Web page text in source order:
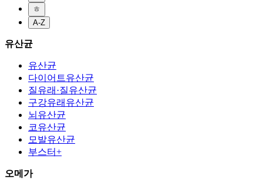
ㅎ
A-Z
유산균
유산균
다이어트유산균
질유래·질유산균
구강유래유산균
뇌유산균
코유산균
모발유산균
부스터+
오메가